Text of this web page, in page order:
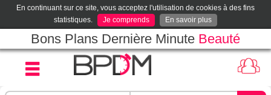
En continuant sur ce site, vous acceptez l'utilisation de cookies à des fins
statistiques.
Je comprends En savoir plus
Bons Plans Dernière Minute Beauté